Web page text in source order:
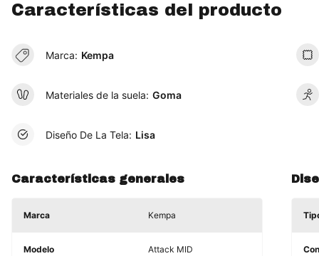
Características del producto
Marca: Kempa
Materiales de la suela: Goma
Diseño De La Tela: Lisa
Características generales
Marca Kempa
Modelo Attack MID